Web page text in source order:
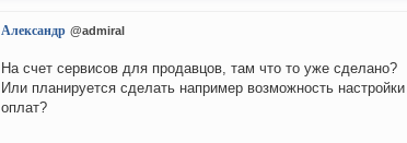
Александр @admiral
На счет сервисов для продавцов, там что то уже сделано?
Или планируется сделать например возможность
оплат?